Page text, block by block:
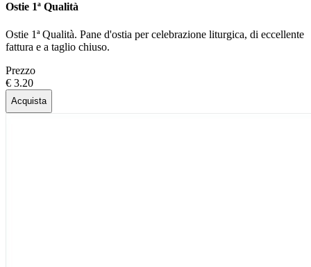
Ostie 1ª Qualità
Ostie 1ª Qualità. Pane d'ostia per celebrazione liturgica, di eccellente
fattura e a taglio chiuso.
Prezzo
€ 3.20
Acquista